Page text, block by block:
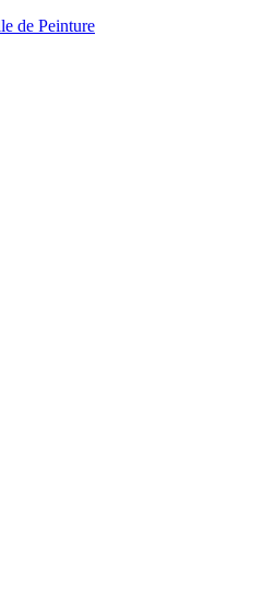
de Peinture